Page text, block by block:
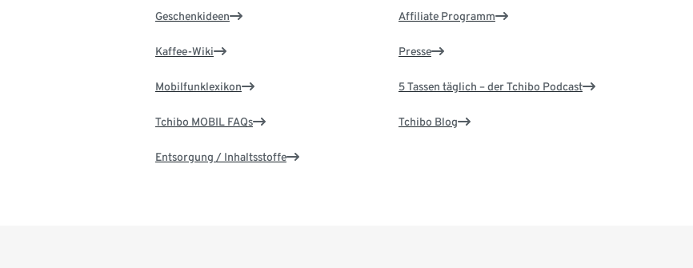
Geschenkideen
Kaffee-Wiki
Mobilfunklexikon
Tchibo MOBIL FAQs
Entsorgung / Inhaltsstoffe
Affiliate Programm
Presse
5 Tassen täglich – der Tchibo Podcast
Tchibo Blog